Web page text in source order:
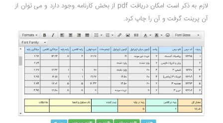
لازم به ذکر است امکان دریافت pdf از بخش کارنامه وجود دارد و می توان از
آن پرینت گرفت و آن را چاپ کرد.